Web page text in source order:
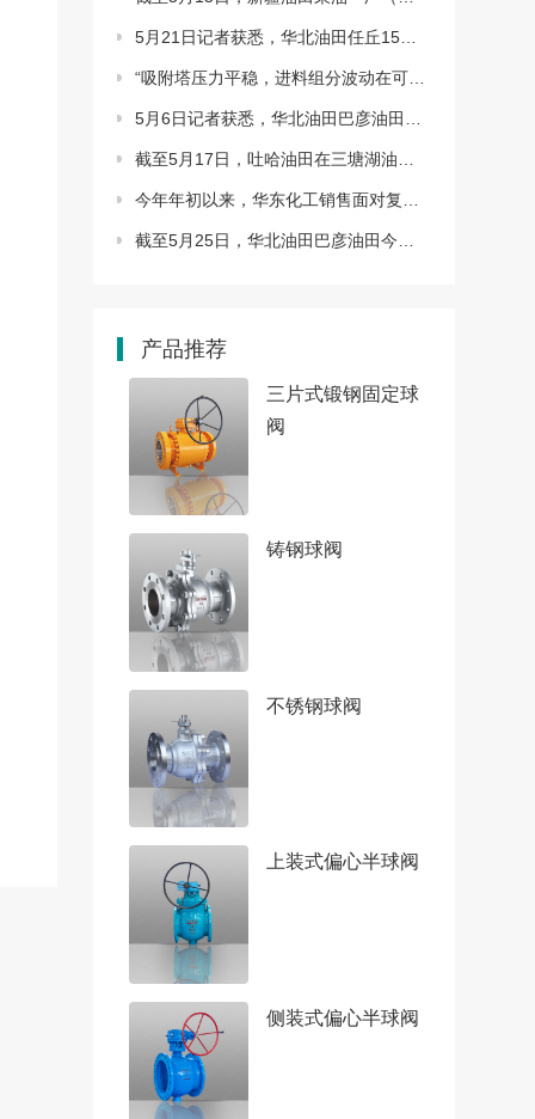
5月21日记者获悉，华北油田任丘15万千瓦风电项目首…
“吸附塔压力平稳，进料组分波动在可控范围内，这次…
5月6日记者获悉，华北油田巴彦油田CCUS-EOR先导试验…
截至5月17日，吐哈油田在三塘湖油田牛圈湖东区应用…
今年年初以来，华东化工销售面对复杂多变的市场形势…
截至5月25日，华北油田巴彦油田今年原油累计产量近…
产品推荐
三片式锻钢固定球
阀
铸钢球阀
不锈钢球阀
上装式偏心半球阀
侧装式偏心半球阀